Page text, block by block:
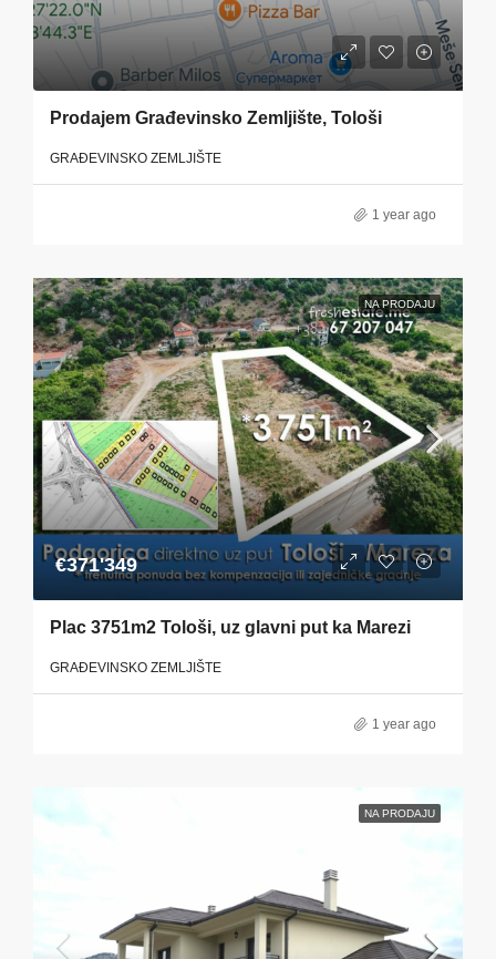
Prodajem Građevinsko Zemljište, Tološi
GRAĐEVINSKO ZEMLJIŠTE
1 year ago
NA PRODAJU
€371'349
Plac 3751m2 Tološi, uz glavni put ka Marezi
GRAĐEVINSKO ZEMLJIŠTE
1 year ago
NA PRODAJU